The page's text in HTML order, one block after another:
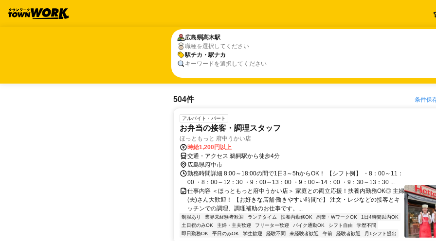
広島県高木駅
職種を選択してください
駅チカ・駅ナカ
キーワードを選択してください
広島県高木駅
駅チカ・駅ナカ
504件 条件保
アルバイト・パート
お弁当の接客・調理スタッフ
ほっともっと 府中うかい店
時給1,200円以上
交通・アクセス 鵜飼駅から徒歩4分
広島県府中市
勤務時間詳細 8:00～18:00の間で1日3～5hからOK！ 【シフト例】 ・8：00～11：
00 ・8：00～12：30 ・9：00～13：00 ・9：00～14：00 ・9：30～13：30 ...
仕事内容 ＜ほっともっと府中うかい店＞ 家庭との両立応援！扶養内勤務OK◎ 主婦
(夫)さん大歓迎！ 【お好きな店舗 働きやすい時間で】 注文・レジなどの接客とキ
ッチンでの調理、調理補助のお仕事です。...
制服あり 業界未経験者歓迎 ランチタイム 扶養内勤務OK 副業・WワークOK
1日4時間以内OK
土日祝のみOK
主婦・主夫歓迎 フリーター歓迎 バイク通勤OK シフト自由
学歴不問
即日勤務OK
平日のみOK 学生歓迎 経験不問 未経験者歓迎 午前 経験者歓迎 月1シフト提出